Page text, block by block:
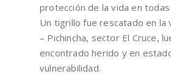
protección de la vida en
Un tigrillo fue rescatado en la
– Pichincha, sector El Cruce,
encontrado herido y en
vulnerabilidad.